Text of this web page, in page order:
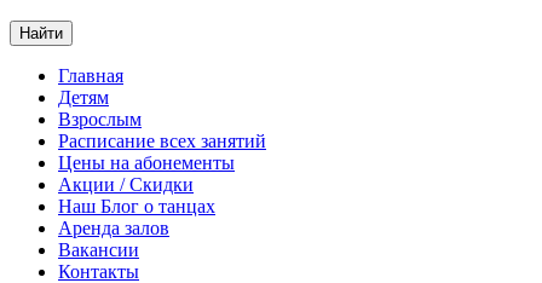
Найти
Главная
Детям
Взрослым
Расписание всех занятий
Цены на абонементы
Акции / Скидки
Наш Блог о танцах
Аренда залов
Вакансии
Контакты